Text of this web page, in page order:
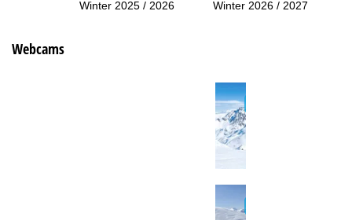
Winter 2025 / 2026 Winter 2026 / 2027
Webcams